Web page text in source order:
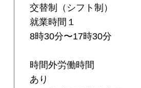
交替制（シフト制）
就業時間１
8時30分〜17時30分
時間外労働時間
あり